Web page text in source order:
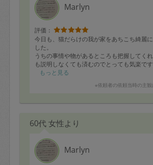
Marlyn
評価：
今日も、猫だらけの我が家をあちこち綺麗
した。
うちの事情や物があるところも把握してく
も説明しなくても済むのでとっても気楽です
今日はこどもの日ということで、フィリピン
をいつもリスペクトしています。
できるタスカジさんです。
今後とも宜しくお願いします。
もっと見る
※依頼者の依頼当時の主観
60代 女性より
Marlyn